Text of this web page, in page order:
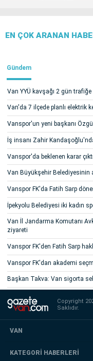
EN ÇOK ARANAN
Gündem
Van YYÜ kavşağı 2 gün trafiğe
Van'da 7 ilçede planlı elektrik
Vanspor'un yeni başkanı
İş insanı Zahir
Vanspor'da beklenen karar çıktı
Van Büyükşehir
Vanspor FK'da Fatih Sarp
İpekyolu Belediyesi iki kadın
Van İl Jandarma Komutanı
ziyareti
Vanspor FK'den Fatih Sarp
Vanspor FK'dan akademi
Başkan Takva: Van sigorta
Copyright
Saklıdır.
VAN
KATEGORİ HABERLERİ